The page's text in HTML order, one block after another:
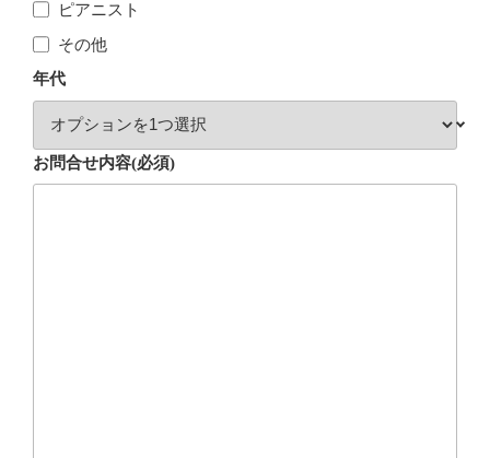
ピアニスト
その他
年代
お問合せ内容(必須)